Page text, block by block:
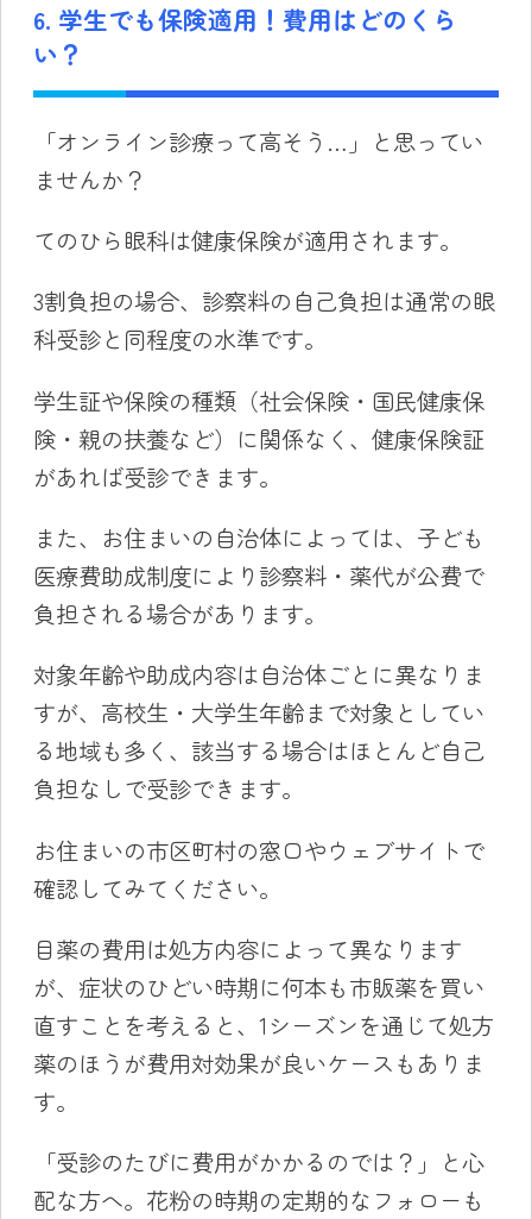
6. 学生でも保険適用！費用はどのくら
い？
「オンライン診療って高そう…」と思ってい
ませんか？
てのひら眼科は健康保険が適用されます。
3割負担の場合、診察料の自己負担は通常の眼
科受診と同程度の水準です。
学生証や保険の種類（社会保険・国民健康保
険・親の扶養など）に関係なく、健康保険証
があれば受診できます。
また、お住まいの自治体によっては、子ども
医療費助成制度により診察料・薬代が公費で
負担される場合があります。
対象年齢や助成内容は自治体ごとに異なりま
すが、高校生・大学生年齢まで対象としてい
る地域も多く、該当する場合はほとんど自己
負担なしで受診できます。
お住まいの市区町村の窓口やウェブサイトで
確認してみてください。
目薬の費用は処方内容によって異なります
が、症状のひどい時期に何本も市販薬を買い
直すことを考えると、1シーズンを通じて処方
薬のほうが費用対効果が良いケースもありま
す。
「受診のたびに費用がかかるのでは？」と心
配な方へ。花粉の時期の定期的なフォローも